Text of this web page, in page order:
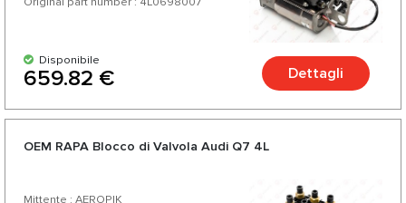
Disponibile
659.82 € Dettagli
OEM RAPA Blocco di Valvola Audi Q7 4L
Mittente : AEROPIK